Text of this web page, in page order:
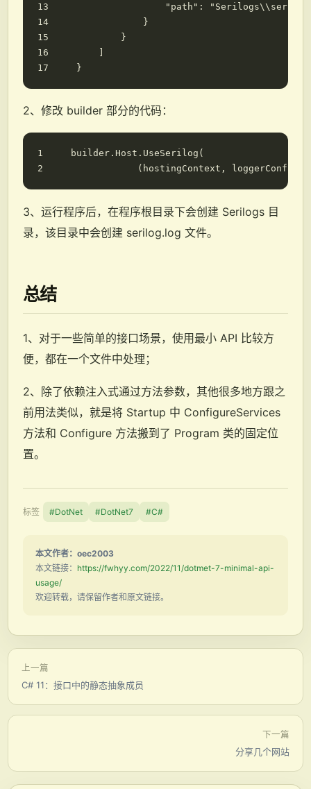
"path" :
}
}
]
}
2、修改 builder 部分的代码：
builder . Host . UseSerilog (
( hostingContext ,
3、运行程序后，在程序根目录下会创建 Serilogs 目
录，该目录中会创建 serilog.log 文件。
总结
1、对于一些简单的接口场景，使用最小 API 比较方
便，都在一个文件中处理；
2、除了依赖注入式通过方法参数，其他很多地方跟之
前用法类似，就是将 Startup 中 ConfigureServices
方法和 Configure 方法搬到了 Program 类的固定位
置。
标签 #DotNet #DotNet7 #C#
本文作者：oec2003
本文链接： https://fwhyy.com/2022/11/dotmet-7-minimal-api-
usage/
欢迎转载，请保留作者和原文链接。
上一篇
C# 11：接口中的静态抽象成员
下一篇
分享几个网站